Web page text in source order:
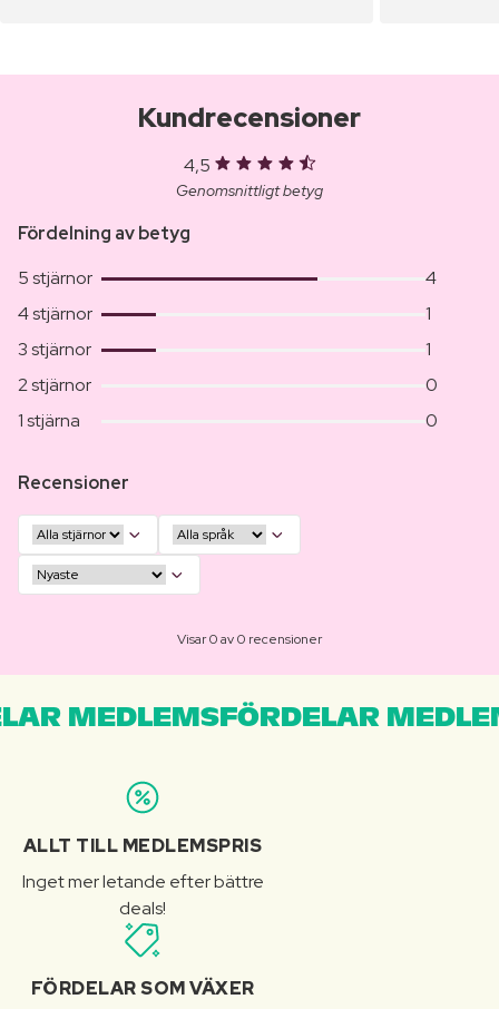
Kundrecensioner
4,5
Genomsnittligt betyg
Fördelning av betyg
5 stjärnor
4
4 stjärnor
1
3 stjärnor
1
2 stjärnor
0
1 stjärna
0
Recensioner
Visar 0 av 0 recensioner
MEDLEMSFÖRDELAR
ALLT TILL MEDLEMSPRIS
Inget mer letande efter bättre
deals!
FÖRDELAR SOM VÄXER